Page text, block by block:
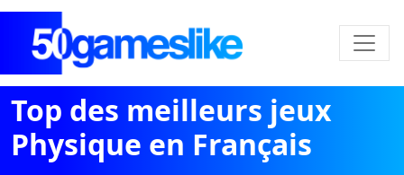
Top des meilleurs jeux
Physique en Français